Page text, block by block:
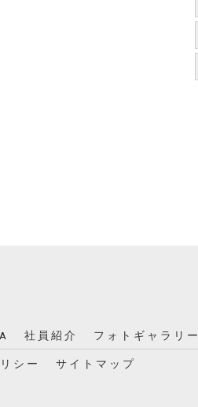
社員紹介 フォトギャラリー
シー サイトマップ